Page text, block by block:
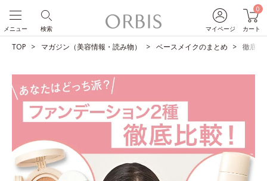
マイページ
0
カート
検索
メニュー
TOP マガジン（美容情報・読み物） ベースメイクのまとめ 徹底比